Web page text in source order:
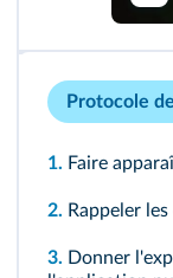
Protocole
1. Faire
2. Rappeler
3. Donner